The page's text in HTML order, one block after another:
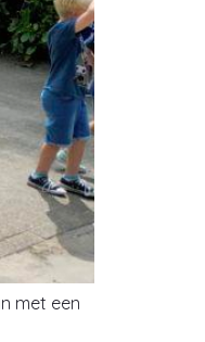
met een